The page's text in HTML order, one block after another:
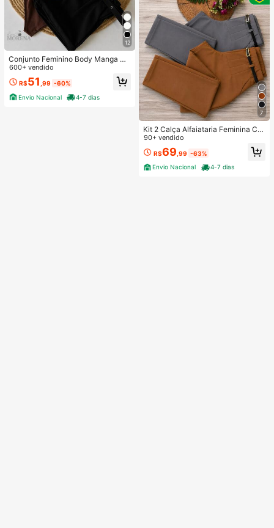
12
Conjunto Feminino Body Manga Cu
rta + Short Alfaiataria com Cinto En
capado – Look Casual Dia a Dia Ele
gante e Chic
600+ vendido
R$51 ,99 -60%
Envio Nacional
4-7 dias
7
Kit 2 Calça Alfaiataria Feminina Co
m Cinto
90+ vendido
R$69 ,99 -63%
Envio Nacional
4-7 dias